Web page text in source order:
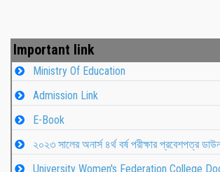
Important link
Ministry Of Education
Admission Link
E-Book
২০২৩ সালের অনার্স ৪র্থ বর্ষ পরীক্ষার প্রবেশপত্র
University Women's Federation College